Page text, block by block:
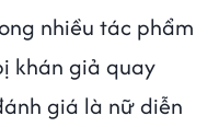
nhiều tác phẩm
khán giả quay
giá là nữ diễn